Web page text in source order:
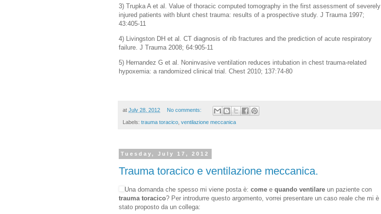
3) Trupka A et al. Value of thoracic computed tomography in the first assessment of severely
injured patients with blunt chest trauma: results of a prospective study. J Trauma 1997;
43:405-11
4) Livingston DH et al. CT diagnosis of rib fractures and the prediction of acute respiratory
failure. J Trauma 2008; 64:905-11
5) Hernandez G et al. Noninvasive ventilation reduces intubation in chest trauma-related
hypoxemia: a randomized clinical trial. Chest 2010; 137:74-80
at July 28, 2012 No comments:
Labels: trauma toracico ventilazione meccanica
Tuesday, July 17, 2012
Trauma toracico e ventilazione meccanica.
Una domanda che spesso mi viene posta è: come e quando ventilare un paziente con
trauma toracico? Per introdurre questo argomento, vorrei presentare un caso reale che mi è
stato proposto da un collega: